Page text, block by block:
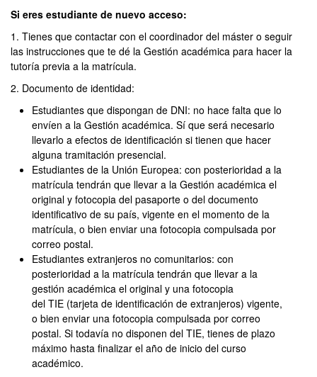
Si eres estudiante de nuevo acceso:
1. Tienes que contactar con el coordinador del máster o seguir
las instrucciones que te dé la Gestión académica para hacer la
tutoría previa a la matrícula.
2. Documento de identidad:
Estudiantes que dispongan de DNI: no hace falta que lo
envíen a la Gestión académica. Sí que será necesario
llevarlo a efectos de identificación si tienen que hacer
alguna tramitación presencial.
Estudiantes de la Unión Europea: con posterioridad a la
matrícula tendrán que llevar a la Gestión académica el
original y fotocopia del pasaporte o del documento
identificativo de su país, vigente en el momento de la
matrícula, o bien enviar una fotocopia compulsada por
correo postal.
Estudiantes extranjeros no comunitarios: con
posterioridad a la matrícula tendrán que llevar a la
gestión académica el original y una fotocopia
del TIE (tarjeta de identificación de extranjeros) vigente,
o bien enviar una fotocopia compulsada por correo
postal. Si todavía no disponen del TIE, tienes de plazo
máximo hasta finalizar el año de inicio del curso
académico.